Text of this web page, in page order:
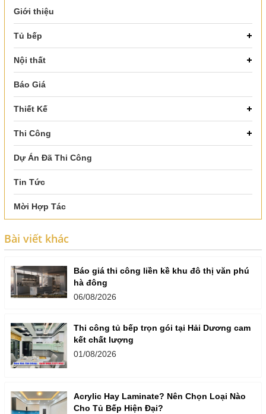
Giới thiệu
Tủ bếp
Nội thất
Báo Giá
Thiết Kế
Thi Công
Dự Án Đã Thi Công
Tin Tức
Mời Hợp Tác
Bài viết khác
Báo giá thi công liền kề khu đô thị văn phú
hà đông
06/08/2026
Thi công tủ bếp trọn gói tại Hải Dương cam
kết chất lượng
01/08/2026
Acrylic Hay Laminate? Nên Chọn Loại Nào
Cho Tủ Bếp Hiện Đại?